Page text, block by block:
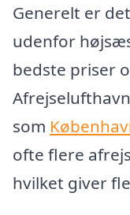
Generelt er
udenfor
bedste priser
som
ofte flere
hvilket giver